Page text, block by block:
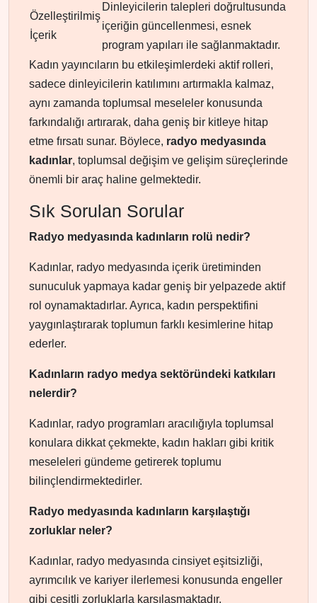
Özelleştirilmiş
İçerik
Dinleyicilerin talepleri doğrultusunda
içeriğin güncellenmesi, esnek
program yapıları ile sağlanmaktadır.
Kadın yayıncıların bu etkileşimlerdeki aktif rolleri,
sadece dinleyicilerin katılımını artırmakla kalmaz,
aynı zamanda toplumsal meseleler konusunda
farkındalığı artırarak, daha geniş bir kitleye hitap
etme fırsatı sunar. Böylece, radyo medyasında
kadınlar, toplumsal değişim ve gelişim süreçlerinde
önemli bir araç haline gelmektedir.
Sık Sorulan Sorular
Radyo medyasında kadınların rolü nedir?
Kadınlar, radyo medyasında içerik üretiminden
sunuculuk yapmaya kadar geniş bir yelpazede aktif
rol oynamaktadırlar. Ayrıca, kadın perspektifini
yaygınlaştırarak toplumun farklı kesimlerine hitap
ederler.
Kadınların radyo medya sektöründeki katkıları
nelerdir?
Kadınlar, radyo programları aracılığıyla toplumsal
konulara dikkat çekmekte, kadın hakları gibi kritik
meseleleri gündeme getirerek toplumu
bilinçlendirmektedirler.
Radyo medyasında kadınların karşılaştığı
zorluklar neler?
Kadınlar, radyo medyasında cinsiyet eşitsizliği,
ayrımcılık ve kariyer ilerlemesi konusunda engeller
gibi çeşitli zorluklarla karşılaşmaktadır.